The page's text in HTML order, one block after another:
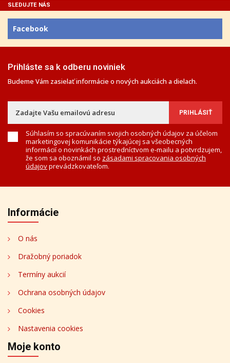
SLEDUJTE NÁS
Facebook
Prihláste sa k odberu noviniek
Budeme Vám zasielať informácie o nových aukciách a dielach.
Súhlasím so spracúvaním svojich osobných údajov za účelom
marketingovej komunikácie týkajúcej sa všeobecných
informácií o novinkách prostredníctvom e-mailu a potvrdzujem,
že som sa oboznámil so zásadami spracovania osobných
údajovprevádzkovateľom.
Informácie
O nás
Dražobný poriadok
Termíny aukcií
Ochrana osobných údajov
Cookies
Nastavenia cookies
Moje konto